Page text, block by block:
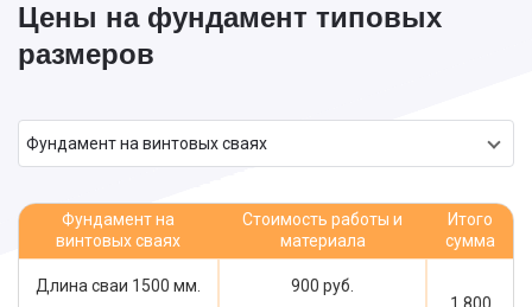
Цены на фундамент типовых
размеров
Фундамент на винтовых сваях
Фундамент на
винтовых сваях
Стоимость работы и
материала
Итого
сумма
Длина сваи 1500 мм.
900 руб.